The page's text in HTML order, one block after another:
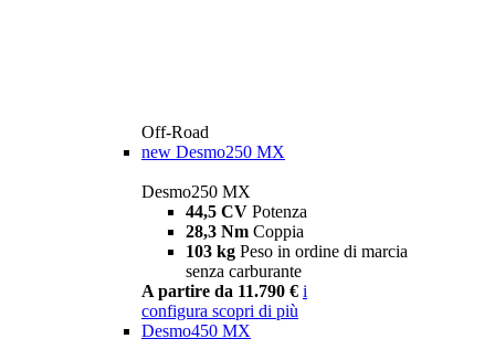
Off-Road
new Desmo250 MX
Desmo250 MX
44,5 CV Potenza
28,3 Nm Coppia
103 kg Peso in ordine di marcia
senza carburante
A partire da 11.790 € i
configura scopri di più
Desmo450 MX